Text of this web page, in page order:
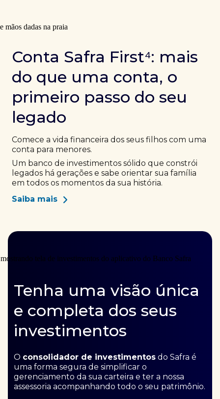
Conta Safra First⁴: mais
do que uma conta, o
primeiro passo do seu
legado
Comece a vida financeira dos seus filhos com uma
conta para menores.
Um banco de investimentos sólido que constrói
legados há gerações e sabe orientar sua família
em todos os momentos da sua história.
Saiba mais
Tenha uma visão única
e completa dos seus
investimentos
O consolidador de investimentos do Safra é
uma forma segura de simplificar o
gerenciamento da sua carteira e ter a nossa
assessoria acompanhando todo o seu patrimônio.